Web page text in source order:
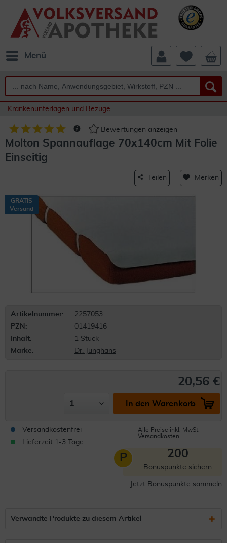
Menü
Krankenunterlagen und Bezüge
Bewertungen anzeigen
Molton Spannauflage 70x140cm Mit Folie
Einseitig
Teilen Merken
GRATIS
Versand
Artikelnummer:
2257053
PZN:
01419416
Inhalt:
1 Stück
Marke:
Dr. Junghans
20,56 €
In den Warenkorb
Versandkostenfrei
Lieferzeit 1-3 Tage
Alle Preise inkl. MwSt.
Versandkosten
P 200
Bonuspunkte sichern
Jetzt Bonuspunkte sammeln
Verwandte Produkte zu diesem Artikel